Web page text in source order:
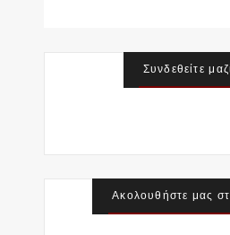
Συνδεθείτε
Ακολουθήστε μας